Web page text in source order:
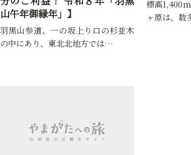
標高1,400ｍ、月山八合目にある弥陀
ヶ原は、数多くの高山植物…
「語るな
道の霊地・